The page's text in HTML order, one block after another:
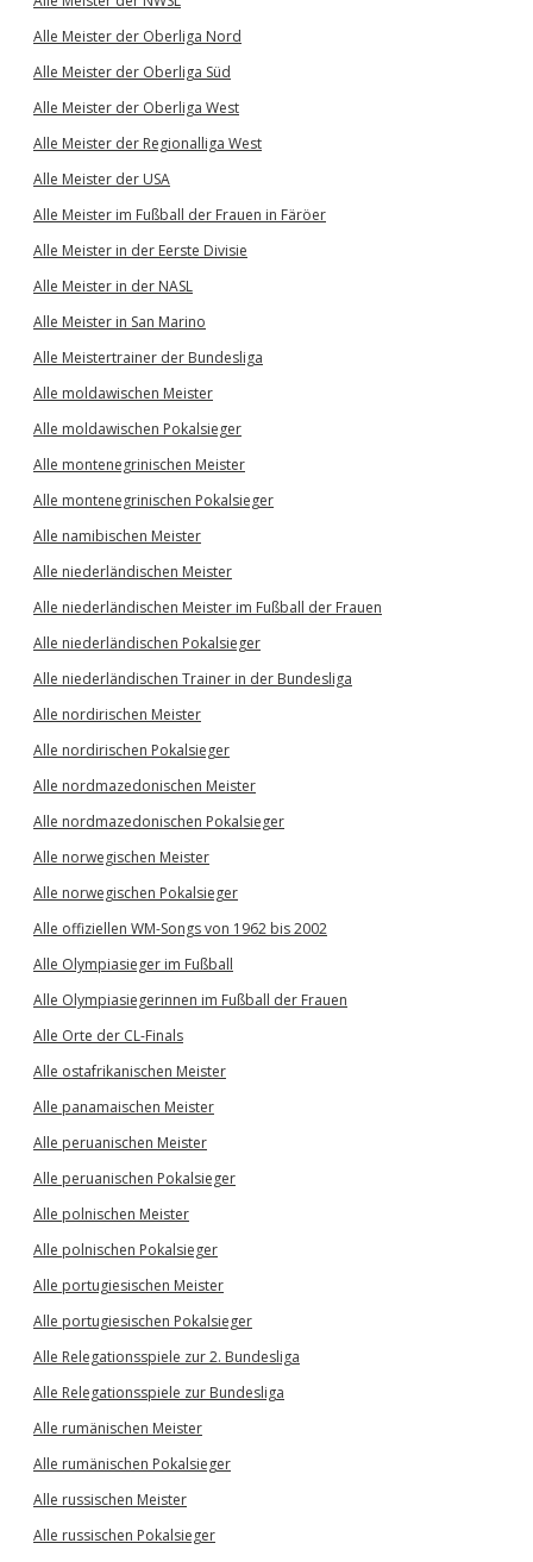
Alle Meister der Oberliga Nord
Alle Meister der Oberliga Süd
Alle Meister der Oberliga West
Alle Meister der Regionalliga West
Alle Meister der USA
Alle Meister im Fußball der Frauen in Färöer
Alle Meister in der Eerste Divisie
Alle Meister in der NASL
Alle Meister in San Marino
Alle Meistertrainer der Bundesliga
Alle moldawischen Meister
Alle moldawischen Pokalsieger
Alle montenegrinischen Meister
Alle montenegrinischen Pokalsieger
Alle namibischen Meister
Alle niederländischen Meister
Alle niederländischen Meister im Fußball der Frauen
Alle niederländischen Pokalsieger
Alle niederländischen Trainer in der Bundesliga
Alle nordirischen Meister
Alle nordirischen Pokalsieger
Alle nordmazedonischen Meister
Alle nordmazedonischen Pokalsieger
Alle norwegischen Meister
Alle norwegischen Pokalsieger
Alle offiziellen WM-Songs von 1962 bis 2002
Alle Olympiasieger im Fußball
Alle Olympiasiegerinnen im Fußball der Frauen
Alle Orte der CL-Finals
Alle ostafrikanischen Meister
Alle panamaischen Meister
Alle peruanischen Meister
Alle peruanischen Pokalsieger
Alle polnischen Meister
Alle polnischen Pokalsieger
Alle portugiesischen Meister
Alle portugiesischen Pokalsieger
Alle Relegationsspiele zur 2. Bundesliga
Alle Relegationsspiele zur Bundesliga
Alle rumänischen Meister
Alle rumänischen Pokalsieger
Alle russischen Meister
Alle russischen Pokalsieger